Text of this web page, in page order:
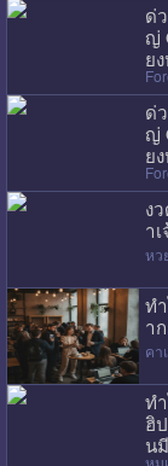
ด่
ญ่
ย
ด่
ญ่
ย
ง
า
หว
ท
า
คา
ท
ฮิ
น
หมู